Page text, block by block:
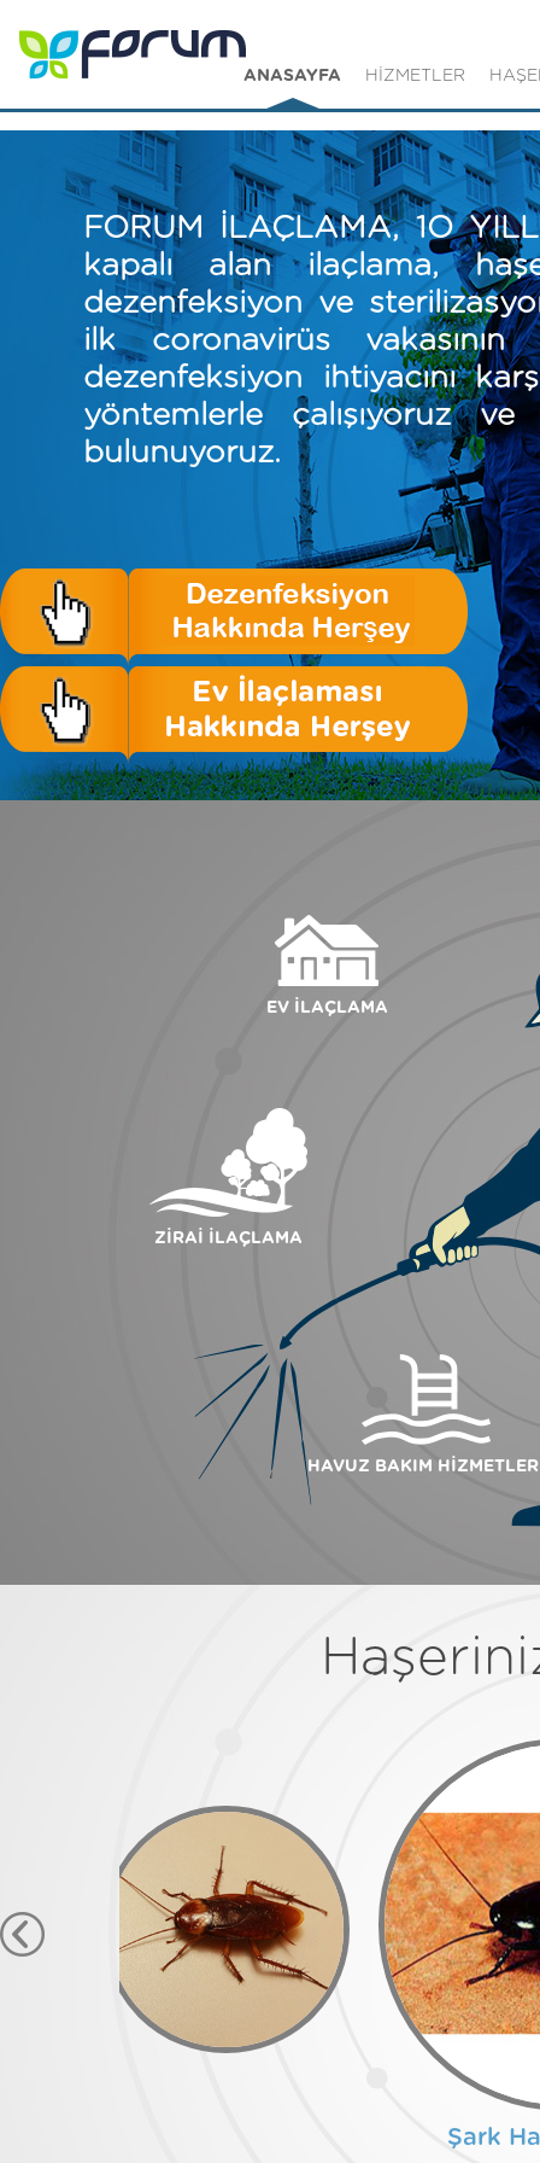
ANASAYFA HİZMETLER
FORUM İLAÇLAMA, 1O
kapalı alan ilaçlama,
dezenfeksiyon ve
ilk coronavirüs
dezenfeksiyon ihtiyacını
yöntemlerle çalışıyoruz
bulunuyoruz.
EV İLAÇLAMA
ZİRAİ İLAÇLAMA
HAVUZ BAKIM